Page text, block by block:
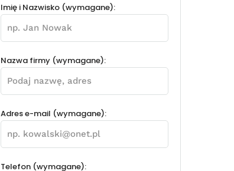
Imię i Nazwisko (wymagane):
Nazwa firmy (wymagane):
Adres e-mail (wymagane):
Telefon (wymagane):